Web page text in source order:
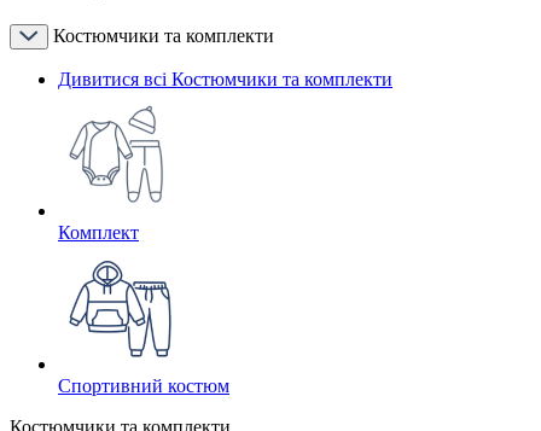
Костюмчики та комплекти
Дивитися всі Костюмчики та комплекти
Комплект
Спортивний костюм
Костюмчики та комплекти